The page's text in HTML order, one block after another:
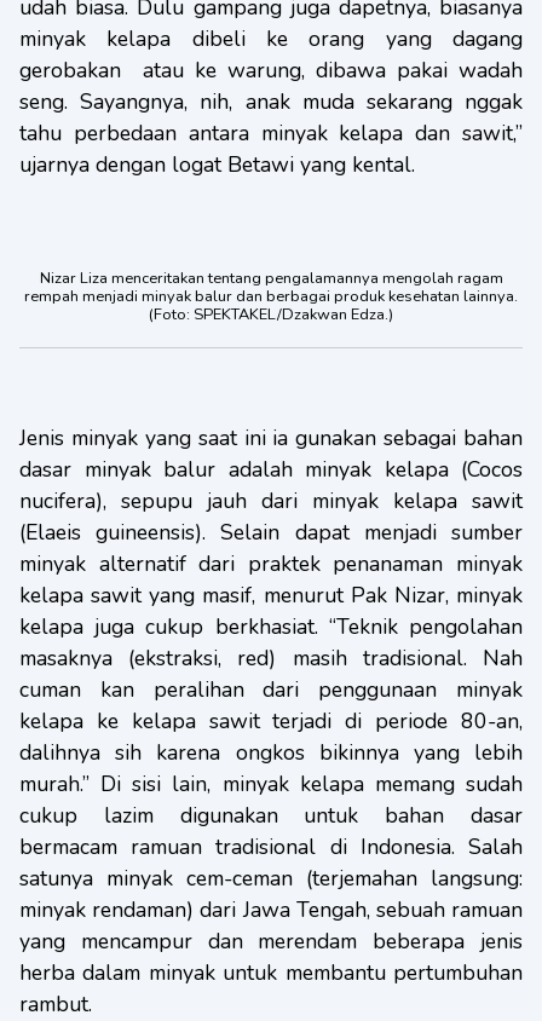
udah biasa. Dulu gampang juga dapetnya, biasanya
minyak kelapa dibeli ke orang yang dagang
gerobakan atau ke warung, dibawa pakai wadah
seng. Sayangnya, nih, anak muda sekarang nggak
tahu perbedaan antara minyak kelapa dan sawit,”
ujarnya dengan logat Betawi yang kental.
Nizar Liza menceritakan tentang pengalamannya mengolah ragam
rempah menjadi minyak balur dan berbagai produk kesehatan lainnya.
(Foto: SPEKTAKEL/Dzakwan Edza.)
Jenis minyak yang saat ini ia gunakan sebagai bahan
dasar minyak balur adalah minyak kelapa (Cocos
nucifera), sepupu jauh dari minyak kelapa sawit
(Elaeis guineensis). Selain dapat menjadi sumber
minyak alternatif dari praktek penanaman minyak
kelapa sawit yang masif, menurut Pak Nizar, minyak
kelapa juga cukup berkhasiat. “Teknik pengolahan
masaknya (ekstraksi, red) masih tradisional. Nah
cuman kan peralihan dari penggunaan minyak
kelapa ke kelapa sawit terjadi di periode 80-an,
dalihnya sih karena ongkos bikinnya yang lebih
murah.” Di sisi lain, minyak kelapa memang sudah
cukup lazim digunakan untuk bahan dasar
bermacam ramuan tradisional di Indonesia. Salah
satunya minyak cem-ceman (terjemahan langsung:
minyak rendaman) dari Jawa Tengah, sebuah ramuan
yang mencampur dan merendam beberapa jenis
herba dalam minyak untuk membantu pertumbuhan
rambut.